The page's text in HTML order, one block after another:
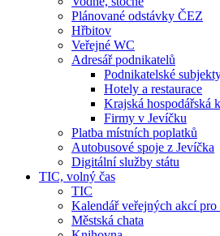
Plánované odstávky ČEZ
Hřbitov
Veřejné WC
Adresář podnikatelů
Podnikatelské
Hotely a restaurace
Krajská hospodářská
Firmy v Jevíčku
Platba místních poplatků
Autobusové spoje z Jevíčka
Digitální služby státu
TIC, volný čas
TIC
Kalendář veřejných akcí
Městská chata